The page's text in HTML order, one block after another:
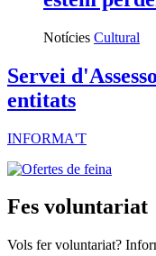
Notícies Cultural
Servei
entitats
INFORMA'T
Fes voluntariat
Vols fer voluntariat?